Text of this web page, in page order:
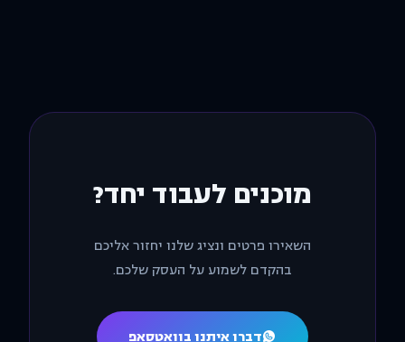
מוכנים לעבוד יחד?
השאירו פרטים ונציג שלנו יחזור אליכם
בהקדם לשמוע על העסק שלכם.
דברו איתנו בוואטסאפ